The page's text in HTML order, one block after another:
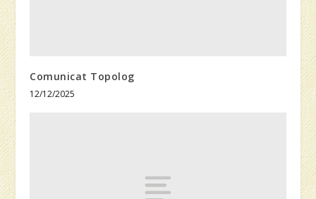
Comunicat Topolog
12/12/2025